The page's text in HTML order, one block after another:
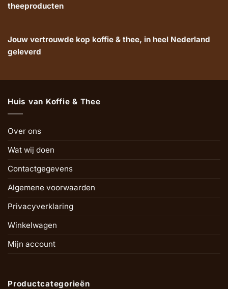
theeproducten
Jouw vertrouwde kop koffie & thee, in heel Nederland
geleverd
Huis van Koffie & Thee
Over ons
Wat wij doen
Contactgegevens
Algemene voorwaarden
Privacyverklaring
Winkelwagen
Mijn account
Productcategorieën